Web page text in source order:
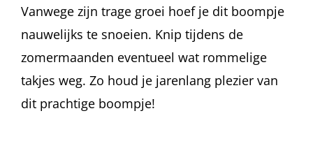
Vanwege zijn trage groei hoef je dit boompje
nauwelijks te snoeien. Knip tijdens de
zomermaanden eventueel wat rommelige
takjes weg. Zo houd je jarenlang plezier van
dit prachtige boompje!